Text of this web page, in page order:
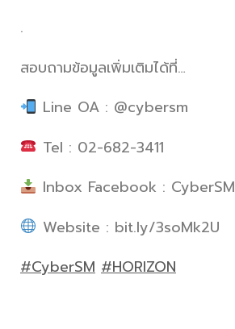
.
สอบถามข้อมูลเพิ่มเติมได้ที่…
Line OA : @cybersm
Tel : 02-682-3411
Inbox Facebook : CyberSM
Website : bit.ly/3soMk2U
#CyberSM #HORIZON